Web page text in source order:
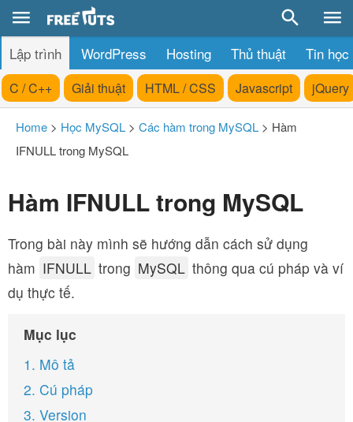
Lập trình WordPress Hosting Thủ thuật Tin học
C / C++ Giải thuật HTML / CSS Javascript jQuery
Home > Học MySQL > Các hàm trong MySQL > Hàm
IFNULL trong MySQL
Hàm IFNULL trong MySQL
Trong bài này mình sẽ hướng dẫn cách sử dụng
hàm IFNULL trong MySQL thông qua cú pháp và ví
dụ thực tế.
Mục lục
1. Mô tả
2. Cú pháp
3. Version